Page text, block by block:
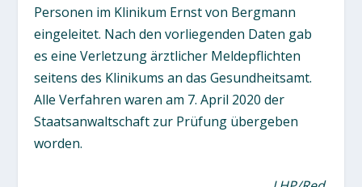
Personen im Klinikum Ernst von Bergmann
eingeleitet. Nach den vorliegenden Daten gab
es eine Verletzung ärztlicher Meldepflichten
seitens des Klinikums an das Gesundheitsamt.
Alle Verfahren waren am 7. April 2020 der
Staatsanwaltschaft zur Prüfung übergeben
worden.